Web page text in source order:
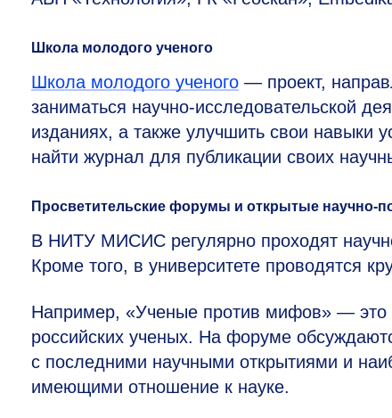
Школа молодого ученого
Школа молодого ученого — проект,
заниматься научно-исследовательской
изданиях, а также улучшить свои навыки
найти журнал для публикации своих
Просветительские форумы и открытые научно-
В НИТУ МИСИС регулярно проходят
Кроме того, в университете проводятся
Например, «Ученые против мифов» — это
российских ученых. На форуме
с последними научными открытиями и
имеющими отношение к науке.